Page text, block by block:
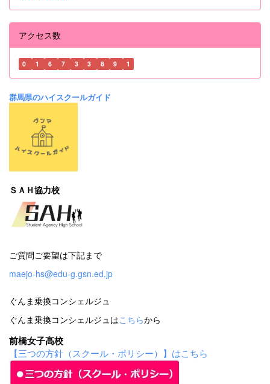
アクセス数
0 1 6 7 3 3 8 9 1
群馬県のハイスクールガイド
ＳＡＨ協力校
ご質問ご要望は下記まで
maejo-hs@edu-g.gsn.ed.jp
ぐんま乗換コンシェルジュ
ぐんま乗換コンシェルジュはこちらから
前橋女子高校
【三つの方針（スクール・ポリシー）】はこちら